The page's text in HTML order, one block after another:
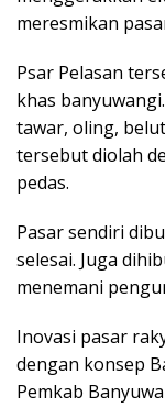
meresmikan
Psar Pelasan
khas
tawar, oling,
tersebut diolah
pedas.
Pasar sendiri
selesai. Juga
menemani
Inovasi pasar
dengan konsep
Pemkab